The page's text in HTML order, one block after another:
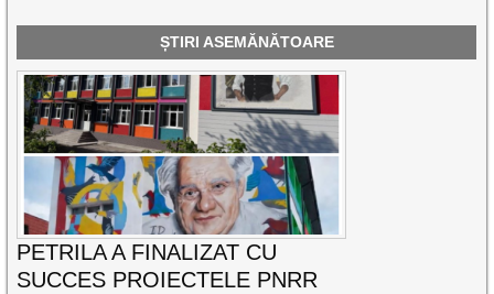
ȘTIRI ASEMĂNĂTOARE
PETRILA A FINALIZAT CU
SUCCES PROIECTELE PNRR